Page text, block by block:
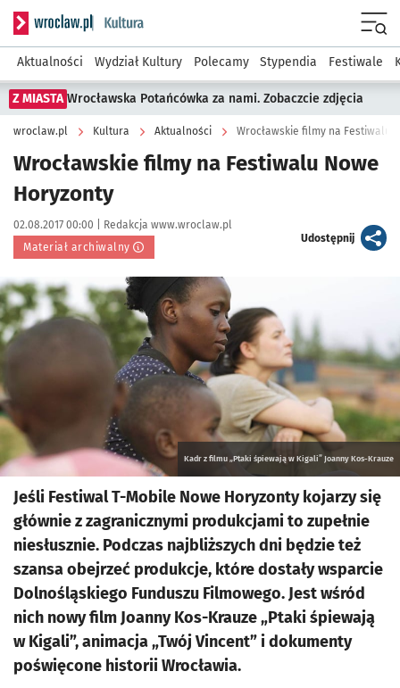
Serwis informacyjny wroclaw.pl podserwis: Kultura
Aktualności Wydział Kultury Polecamy Stypendia Festiwale
Z MIASTA Wrocławska Potańcówka za nami. Zobaczcie zdjęcia
wroclaw.pl Kultura Aktualności Wrocławskie filmy na Festiwalu
Wrocławskie filmy na Festiwalu Nowe
Horyzonty
Data publikacji:
02.08.2017 00:00 | Autor:
Redakcja www.wroclaw.pl
Materiał archiwalny
Udostępnijartykuł
Kliknij, aby powiększyć
Kadr z filmu „Ptaki śpiewają w Kigali” Joanny Kos-Krauze
Jeśli Festiwal T-Mobile Nowe Horyzonty kojarzy się
głównie z zagranicznymi produkcjami to zupełnie
niesłusznie. Podczas najbliższych dni będzie też
szansa obejrzeć produkcje, które dostały wsparcie
Dolnośląskiego Funduszu Filmowego. Jest wśród
nich nowy film Joanny Kos-Krauze „Ptaki śpiewają
w Kigali”, animacja „Twój Vincent” i dokumenty
poświęcone historii Wrocławia.